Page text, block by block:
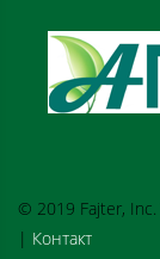
© 2019 Fajter, Inc.
| Контакт